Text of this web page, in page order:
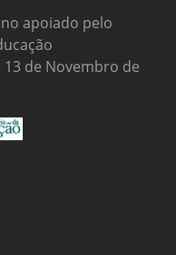
apoiado pelo
13 de Novembro de